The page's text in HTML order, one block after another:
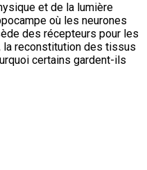
et de la lumière
où les neurones
des récepteurs pour les
la reconstitution des tissus
certains gardent-ils